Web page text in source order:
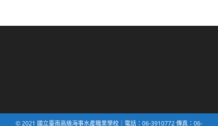
© 2021 國立臺南高級海事水產職業學校｜電話：06-3910772 傳真：06-